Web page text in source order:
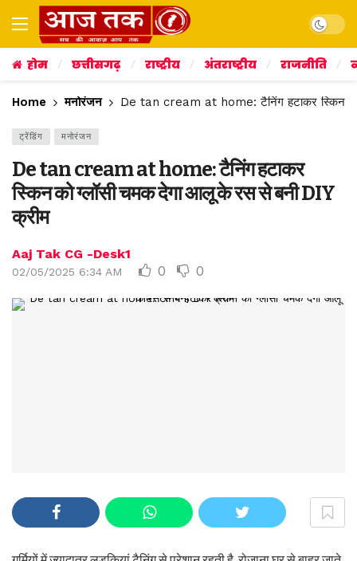
Dark
होम छत्तीसगढ़ राष्ट्रीय अंतराष्ट्रीय राजनीति
Home मनोरंजन De tan cream at home: टैनिंग हटाकर स्किन
ट्रेंडिंग मनोरंजन
De tan cream at home: टैनिंग हटाकर
स्किन को ग्लॉसी चमक देगा आलू के रस से बनी DIY
क्रीम
Aaj Tak CG -Desk1
02/05/2025 6:34 AM 0 0